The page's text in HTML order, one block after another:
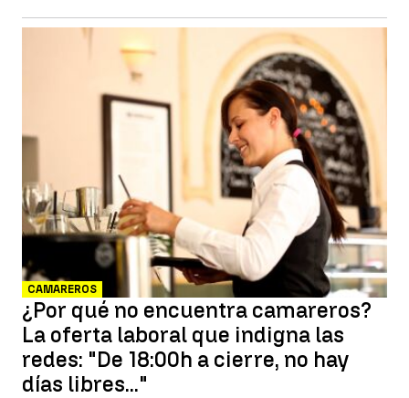
CAMAREROS
¿Por qué no encuentra camareros?
La oferta laboral que indigna las
redes: "De 18:00h a cierre, no hay
días libres..."